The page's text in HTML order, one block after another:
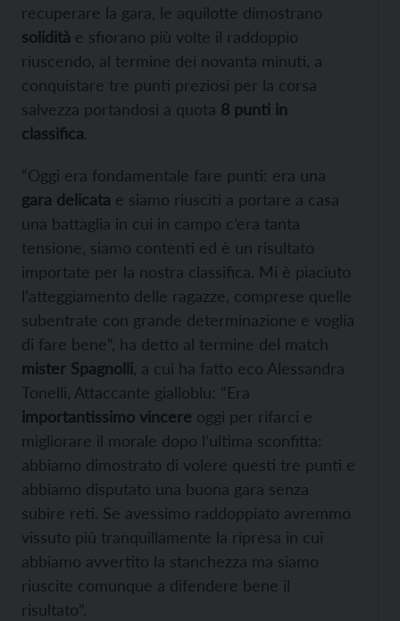
recuperare la gara, le aquilotte dimostrano
solidità e sfiorano più volte il raddoppio
riuscendo, al termine dei novanta minuti, a
conquistare tre punti preziosi per la corsa
salvezza portandosi a quota 8 punti in
classifica.
“Oggi era fondamentale fare punti: era una
gara delicata e siamo riusciti a portare a casa
una battaglia in cui in campo c’era tanta
tensione, siamo contenti ed è un risultato
importate per la nostra classifica. Mi è piaciuto
l’atteggiamento delle ragazze, comprese quelle
subentrate con grande determinazione e voglia
di fare bene”, ha detto al termine del match
mister Spagnolli , a cui ha fatto eco Alessandra
Tonelli, Attaccante gialloblu: “Era
importantissimo vincere oggi per rifarci e
migliorare il morale dopo l’ultima sconfitta:
abbiamo dimostrato di volere questi tre punti e
abbiamo disputato una buona gara senza
subire reti. Se avessimo raddoppiato avremmo
vissuto più tranquillamente la ripresa in cui
abbiamo avvertito la stanchezza ma siamo
riuscite comunque a difendere bene il
risultato”.